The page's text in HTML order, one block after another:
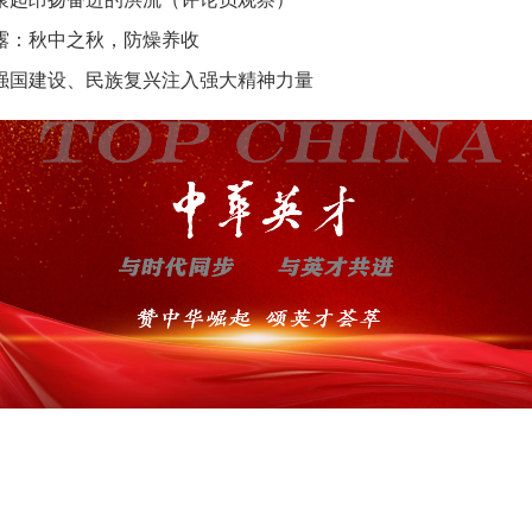
：秋中之秋，防燥养收
国建设、民族复兴注入强大精神力量